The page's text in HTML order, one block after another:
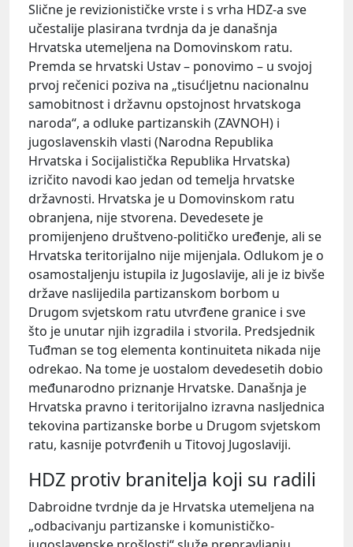
Slične je revizionističke vrste i s vrha HDZ-a sve
učestalije plasirana tvrdnja da je današnja
Hrvatska utemeljena na Domovinskom ratu.
Premda se hrvatski Ustav – ponovimo – u svojoj
prvoj rečenici poziva na „tisućljetnu nacionalnu
samobitnost i državnu opstojnost hrvatskoga
naroda“, a odluke partizanskih (ZAVNOH) i
jugoslavenskih vlasti (Narodna Republika
Hrvatska i Socijalistička Republika Hrvatska)
izričito navodi kao jedan od temelja hrvatske
državnosti. Hrvatska je u Domovinskom ratu
obranjena, nije stvorena. Devedesete je
promijenjeno društveno-političko uređenje, ali se
Hrvatska teritorijalno nije mijenjala. Odlukom je o
osamostaljenju istupila iz Jugoslavije, ali je iz bivše
države naslijedila partizanskom borbom u
Drugom svjetskom ratu utvrđene granice i sve
što je unutar njih izgradila i stvorila. Predsjednik
Tuđman se tog elementa kontinuiteta nikada nije
odrekao. Na tome je uostalom devedesetih dobio
međunarodno priznanje Hrvatske. Današnja je
Hrvatska pravno i teritorijalno izravna nasljednica
tekovina partizanske borbe u Drugom svjetskom
ratu, kasnije potvrđenih u Titovoj Jugoslaviji.
HDZ protiv branitelja koji su radili
Dabroidne tvrdnje da je Hrvatska utemeljena na
„odbacivanju partizanske i komunističko-